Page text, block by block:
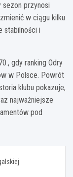
sezon przynosi
w ciągu kilku
stabilności i
gdy ranking Odry
w Polsce. Powrót
klubu pokazuje,
najważniejsze
pod